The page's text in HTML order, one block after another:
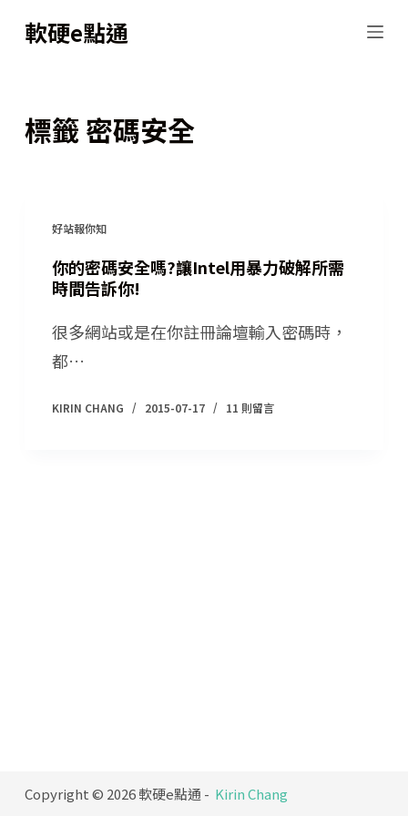
跳
內
軟硬e點通
標籤密碼安全
好站報你知
你的密碼安全嗎?讓Intel用暴力破解所需
時間告訴你!
很多網站或是在你註冊論壇輸入密碼時，
都…
KIRIN CHANG 2015-07-17 11 則留言
Copyright © 2026 軟硬e點通 - Kirin Chang